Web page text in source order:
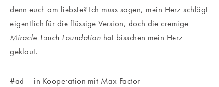
denn euch am liebste? Ich muss sagen, mein Herz schlägt
eigentlich für die flüssige Version, doch die cremige
Miracle Touch Foundation hat bisschen mein Herz
geklaut.
#ad – in Kooperation mit Max Factor